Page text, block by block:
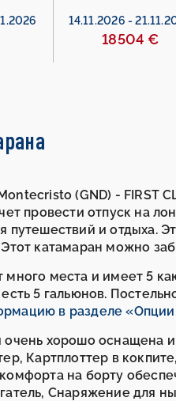
14.11.2026 -
18504 €
(GND) - FIRST
провести отпуск на
путешествий и отдыха.
катамаран можно
много места и имеет 5
5 гальюнов.
в разделе «Опции
очень хорошо
Картплоттер в
на борту
Снаряжение для